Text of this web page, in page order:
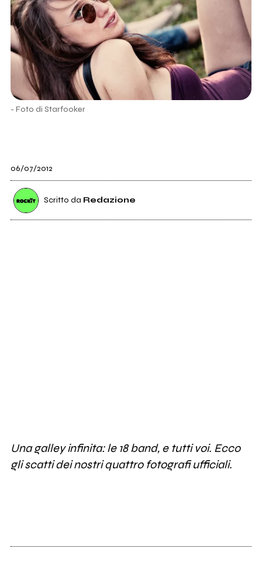
- Foto di Starfooker
06/07/2012
Scritto da Redazione
Una galley infinita: le 18 band, e tutti voi. Ecco
gli scatti dei nostri quattro fotografi ufficiali.